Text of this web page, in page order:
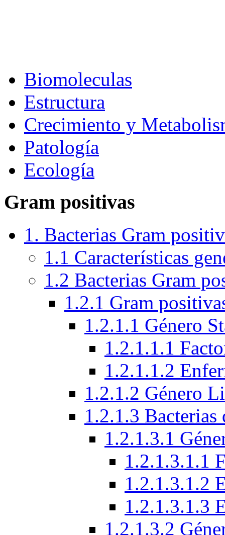
Biomoleculas
Estructura
Crecimiento y
Patología
Ecología
Gram positivas
1. Bacterias Gram
1.1 Características
1.2 Bacterias Gram
1.2.1 Gram
1.2.1.1 Género
1.2.1.1.1
1.2.1.1.2
1.2.1.2 Género
1.2.1.3
1.2.1.3.1
1.2.1.3.1.1
1.2.1.3.1.2
1.2.1.3.1.3
1.2.1.3.2